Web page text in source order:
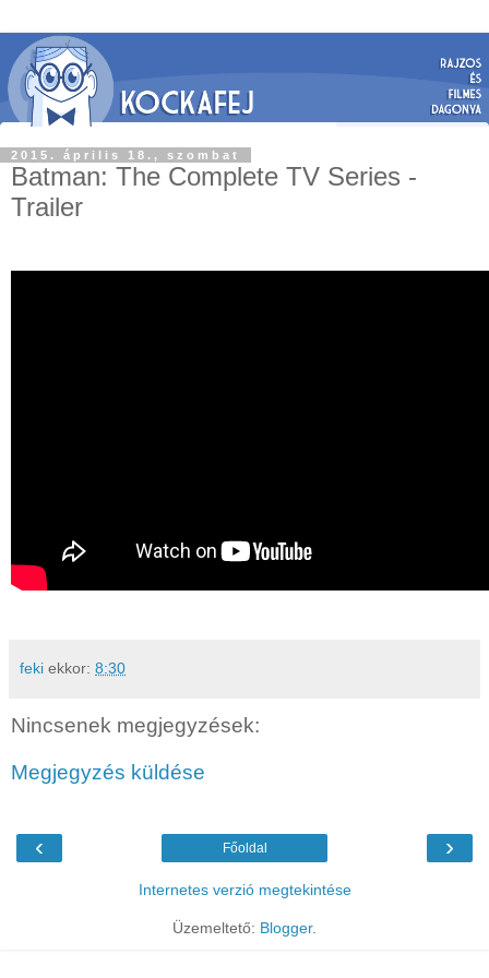
2015. április 18., szombat
Batman: The Complete TV Series -
Trailer
feki ekkor: 8:30
Nincsenek megjegyzések:
Megjegyzés küldése
‹ ›
Főoldal
Internetes verzió megtekintése
Üzemeltető: Blogger.